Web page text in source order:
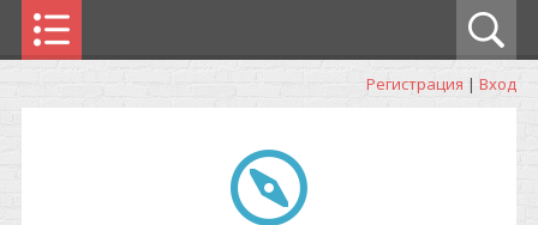
Регистрация | Вход